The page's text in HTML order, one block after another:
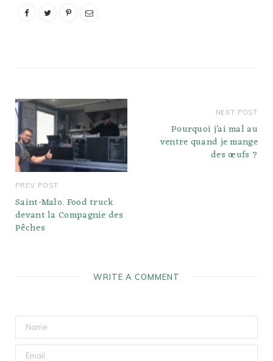
PREV POST
Saint-Malo. Food truck
devant la Compagnie des
Pêches
NEXT POST
Pourquoi j’ai mal au
ventre quand je mange
des œufs ?
WRITE A COMMENT